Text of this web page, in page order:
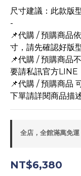
尺寸建議：此款版
-
📌代購 / 預購商品
寸，請先確認好版
📌代購 / 預購商品
要請私訊官方LINE
📌代購 / 預購商品
下單請詳閱商品描
全店，全館滿萬免運
NT$6,380